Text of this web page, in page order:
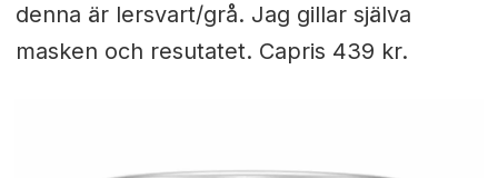
denna är lersvart/grå. Jag gillar själva
masken och resutatet. Capris 439 kr.